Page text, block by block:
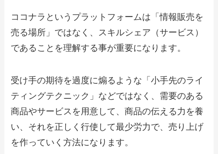
ココナラというプラットフォームは「情報販売を
売る場所」ではなく、スキルシェア（サービス）
であることを理解する事が重要になります。
受け手の期待を過度に煽るような「小手先のライ
ティングテクニック」などではなく、需要のある
商品やサービスを用意して、商品の伝える力を養
い、それを正しく行使して最少労力で、売り上げ
を作っていく方法になります。